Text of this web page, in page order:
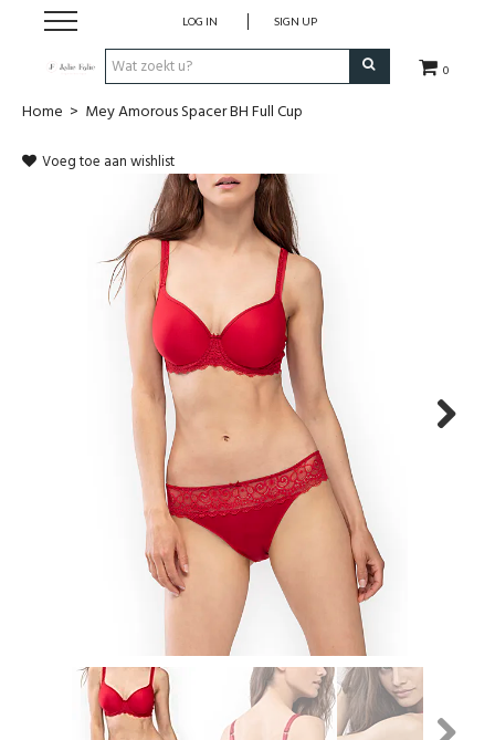
0
LOG IN SIGN UP
Home
Kinderen
Over ons
Cadeaubon
Home > Mey Amorous Spacer BH Full Cup
Voeg toe aan wishlist